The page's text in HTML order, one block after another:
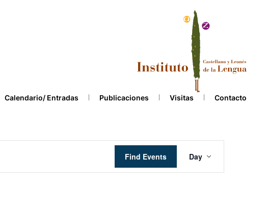
Calendario/ Entradas Publicaciones Visitas Contacto
Find Events
Views
Navigation
Day